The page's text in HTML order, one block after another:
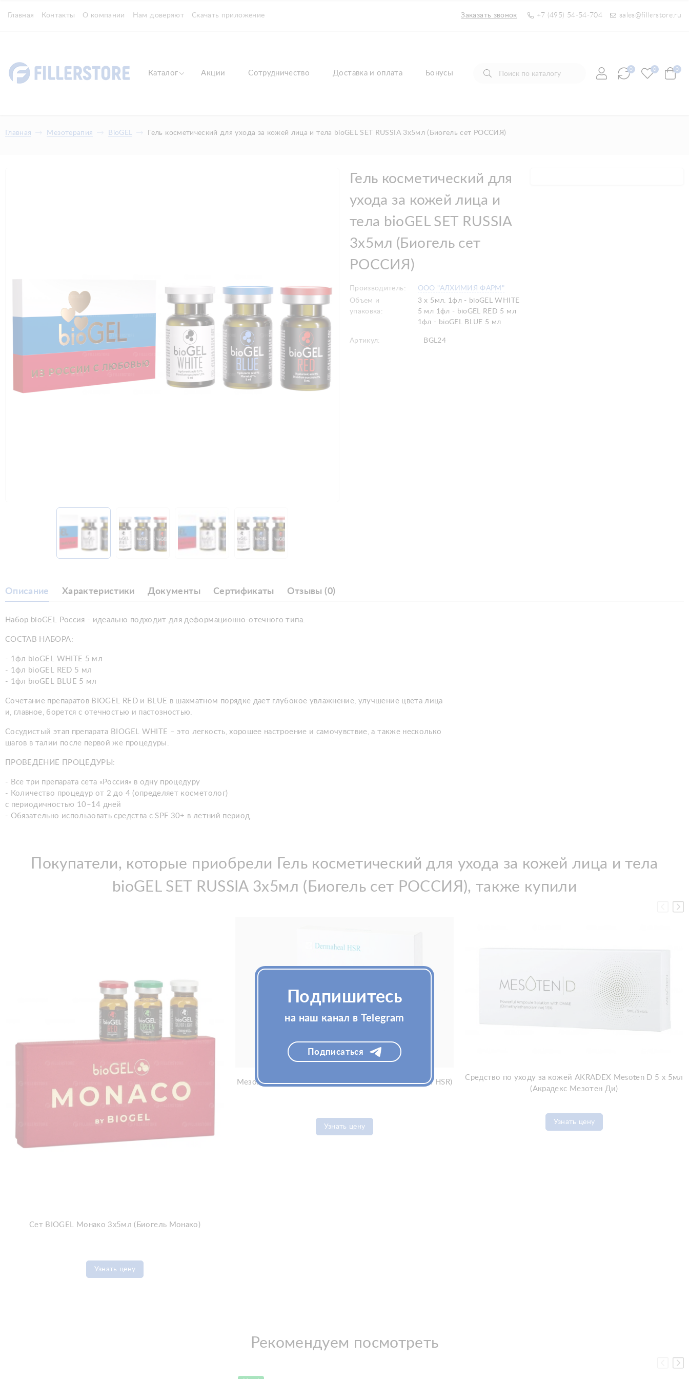
Главная Контакты О компании Нам доверяют Скачать приложение Заказать звонок +7 (495) 54-54-704 sales@fillerstore.ru
Каталог Акции Сотрудничество Доставка и оплата Бонусы 0 0 0
Главная Мезотерапия BioGEL Гель косметический для ухода за кожей лица и тела bioGEL SET RUSSIA 3х5мл (Биогель сет РОССИЯ)
Гель косметический для
ухода за кожей лица и
тела bioGEL SET RUSSIA
3х5мл (Биогель сет
РОССИЯ)
Производитель:
ООО "АЛХИМИЯ ФАРМ"
Объем и
упаковка:
3 х 5мл. 1фл - bioGEL WHITE
5 мл 1фл - bioGEL RED 5 мл
1фл - bioGEL BLUE 5 мл
Артикул: BGL24
Описание Характеристики Документы Сертификаты Отзывы (0)
Набор bioGEL Россия - идеально подходит для деформационно-отечного типа.
СОСТАВ НАБОРА:
- 1фл bioGEL WHITE 5 мл
- 1фл bioGEL RED 5 мл
- 1фл bioGEL BLUE 5 мл
Сочетание препаратов BIOGEL RED и BLUE в шахматном порядке дает глубокое увлажнение, улучшение цвета лица
и, главное, борется с отечностью и пастозностью.
Сосудистый этап препарата BIOGEL WHITE – это легкость, хорошее настроение и самочувствие, а также несколько
шагов в талии после первой же процедуры.
ПРОВЕДЕНИЕ ПРОЦЕДУРЫ:
- Все три препарата сета «Россия» в одну процедуру
- Количество процедур от 2 до 4 (определяет косметолог)
с периодичностью 10–14 дней
- Обязательно использовать средства с SPF 30+ в летний период.
Покупатели, которые приобрели Гель косметический для ухода за кожей лица и тела
bioGEL SET RUSSIA 3х5мл (Биогель сет РОССИЯ), также купили
Сет BIOGEL Монако 3х5мл (Биогель Монако)
Узнать цену
Мезококтейль Dermaheal HSR 10флx5мл (Дермахил HSR)
Узнать цену
Средство по уходу за кожей AKRADEX Mesoten D 5 х 5мл
(Акрадекс Мезотен Ди)
Узнать цену
Рекомендуем посмотреть
Подпишитесь
на наш канал в Telegram
Подписаться